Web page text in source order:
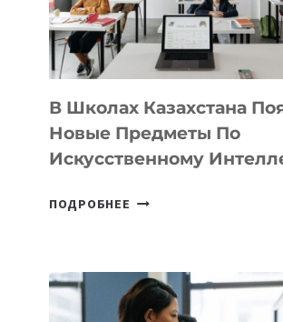
—
МЕЖДУНАРОДНУЮ
ПРОГРАММУ
ДЛЯ
ТЕХНОЛОГИЧЕСКИХ
В Школах Казахстана
Новые Предметы По
Искусственному
ПОДРОБНЕЕ
НОВЫЕ
ПРЕДМЕТЫ